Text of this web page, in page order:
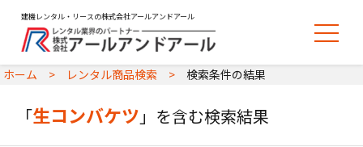
建機レンタル・リースの株式会社アールアンドアール
ホーム レンタル商品検索 検索条件の結果
「生コンバケツ 」を含む検索結果